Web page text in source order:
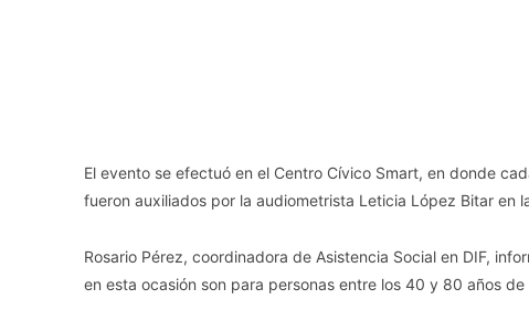
El evento se efectuó en el Centro Cívico Smart, en donde
fueron auxiliados por la audiometrista Leticia López Bitar en
Rosario Pérez, coordinadora de Asistencia Social en DIF,
en esta ocasión son para personas entre los 40 y 80 años de